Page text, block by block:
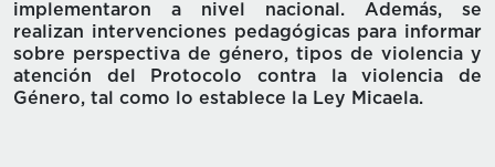
implementaron a nivel nacional. Además, se
realizan intervenciones pedagógicas para informar
sobre perspectiva de género, tipos de violencia y
atención del Protocolo contra la violencia de
Género, tal como lo establece la Ley Micaela.